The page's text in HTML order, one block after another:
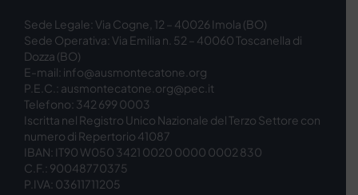
Sede Legale: Via Cogne, 12 – 40026 Imola (BO)
Sede Operativa: Via Emilia n. 52 – 40060 Toscanella di
Dozza (BO)
E-mail: info@ausmontecatone.org
P.E.C.: ausmontecatone.org@pec.it
Telefono: 342 699 0003
Iscritta nel Registro Unico Nazionale del Terzo Settore con
numero di Repertorio 41087
IBAN: IT90 W050 3421 0020 0000 0002 830
C.F.: 90048770375
P.IVA: 03611711205